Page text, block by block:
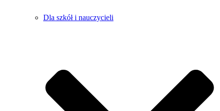
Dla szkół i nauczycieli